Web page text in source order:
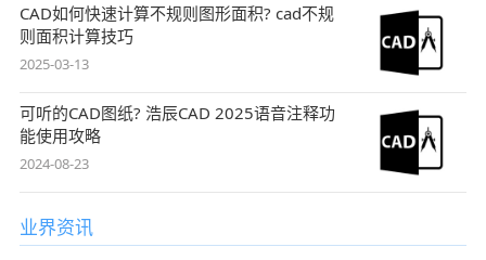
CAD如何快速计算不规则图形面积? cad不规
则面积计算技巧
2025-03-13
可听的CAD图纸? 浩辰CAD 2025语音注释功
能使用攻略
2024-08-23
业界资讯